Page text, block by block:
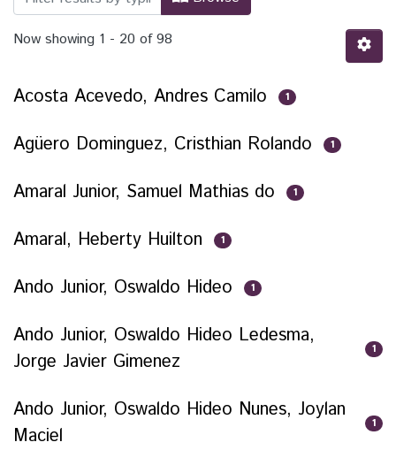
Now showing 1 - 20 of 98
Acosta Acevedo, Andres Camilo 1
Agüero Dominguez, Cristhian Rolando 1
Amaral Junior, Samuel Mathias do 1
Amaral, Heberty Huilton 1
Ando Junior, Oswaldo Hideo 1
Ando Junior, Oswaldo Hideo Ledesma,
Jorge Javier Gimenez
1
Ando Junior, Oswaldo Hideo Nunes, Joylan
Maciel
1